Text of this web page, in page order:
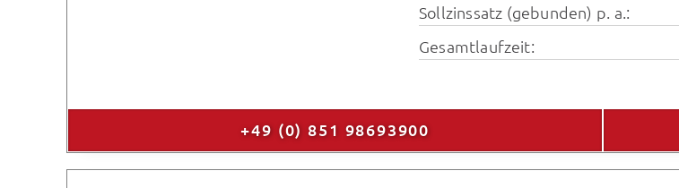
Sollzinssatz (gebunden) p. a.:
Gesamtlaufzeit:
+49 (0) 851 98693900